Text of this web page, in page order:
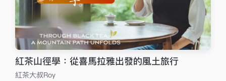
紅茶山徑學：從喜馬拉雅出發的風土旅行
紅茶大叔Roy